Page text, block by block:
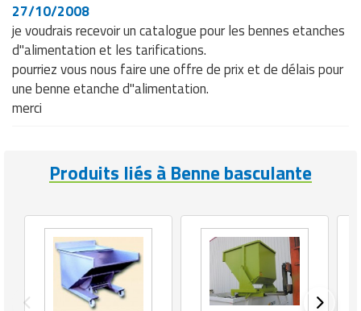
27/10/2008
je voudrais recevoir un catalogue pour les bennes etanches
d"alimentation et les tarifications.
pourriez vous nous faire une offre de prix et de délais pour
une benne etanche d"alimentation.
merci
Produits liés à Benne basculante